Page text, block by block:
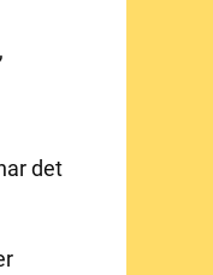
,
det